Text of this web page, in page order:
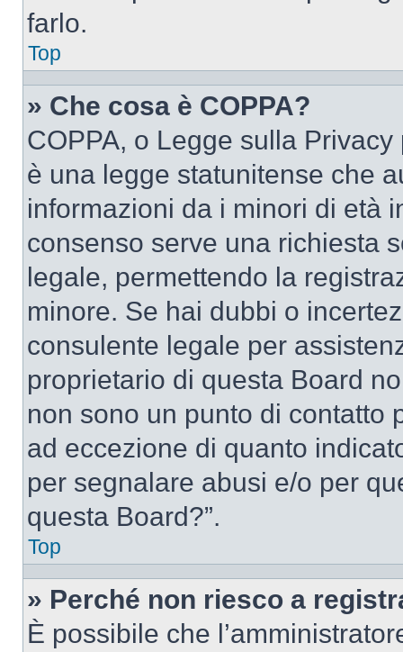
farlo.
Top
» Che cosa è COPPA?
COPPA, o Legge sulla
è una legge statunitense che
informazioni da i minori di età
consenso serve una richiesta
legale, permettendo la
minore. Se hai dubbi o
consulente legale per
proprietario di questa Board
non sono un punto di contatto
ad eccezione di quanto
per segnalare abusi e/o per
questa Board?”.
Top
» Perché non riesco a
È possibile che